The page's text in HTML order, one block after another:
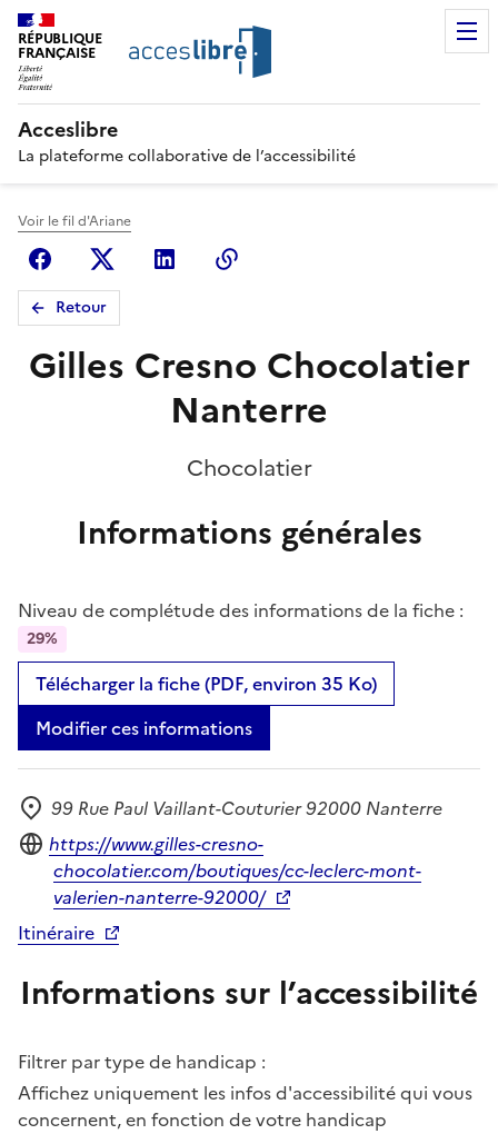
RÉPUBLIQUE
FRANÇAISE
Acceslibre
La plateforme collaborative de l’accessibilité
Voir le fil d'Ariane
FacebookX (anciennement Twitter)
Linkedin
Retour
Gilles Cresno Chocolatier
Nanterre
Chocolatier
Informations générales
Niveau de complétude des informations de la fiche :
29%
Télécharger la fiche (PDF, environ 35 Ko)
Modifier ces informations
Adresse
99 Rue Paul Vaillant-Couturier 92000 Nanterre
Site internet
https://www.gilles-cresno-
chocolatier.com/boutiques/cc-leclerc-mont-
valerien-nanterre-92000/
Itinéraire
Informations sur l’accessibilité
Filtrer par type de handicap :
Affichez uniquement les infos d'accessibilité qui vous
concernent, en fonction de votre handicap